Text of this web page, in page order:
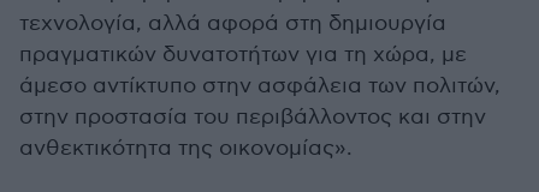
τεχνολογία, αλλά αφορά στη δημιουργία
πραγματικών δυνατοτήτων για τη χώρα, με
άμεσο αντίκτυπο στην ασφάλεια των πολιτών,
στην προστασία του περιβάλλοντος και στην
ανθεκτικότητα της οικονομίας».